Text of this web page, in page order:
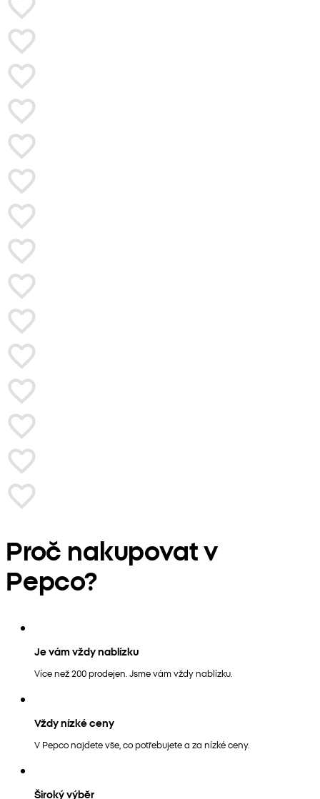
Proč nakupovat v
Pepco?
Je vám vždy nablízku
Více než 200 prodejen. Jsme vám vždy nablízku.
Vždy nízké ceny
V Pepco najdete vše, co potřebujete a za nízké ceny.
Široký výběr